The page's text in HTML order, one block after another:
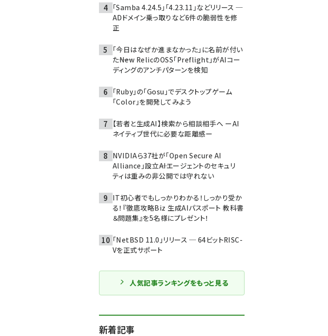
「Samba 4.24.5」「4.23.11」などリリース ─
ADドメイン乗っ取りなど6件の脆弱性を修
正
「今日はなぜか進まなかった」に名前が付い
た――New RelicのOSS「Preflight」がAIコー
ディングのアンチパターンを検知
「Ruby」の「Gosu」でデスクトップゲーム
「Color」を開発してみよう
【若者と生成AI】検索から相談相手へ ーAI
ネイティブ世代に必要な距離感ー
NVIDIAら37社が「Open Secure AI
Alliance」設立――AIエージェントのセキュリ
ティは重みの非公開では守れない
IT初心者でもしっかりわかる！しっかり受か
る！『徹底攻略Biz 生成AIパスポート 教科書
＆問題集』を5名様にプレゼント！
「NetBSD 11.0」リリース ─ 64ビットRISC-
Vを正式サポート
人気記事ランキングをもっと見る
新着記事